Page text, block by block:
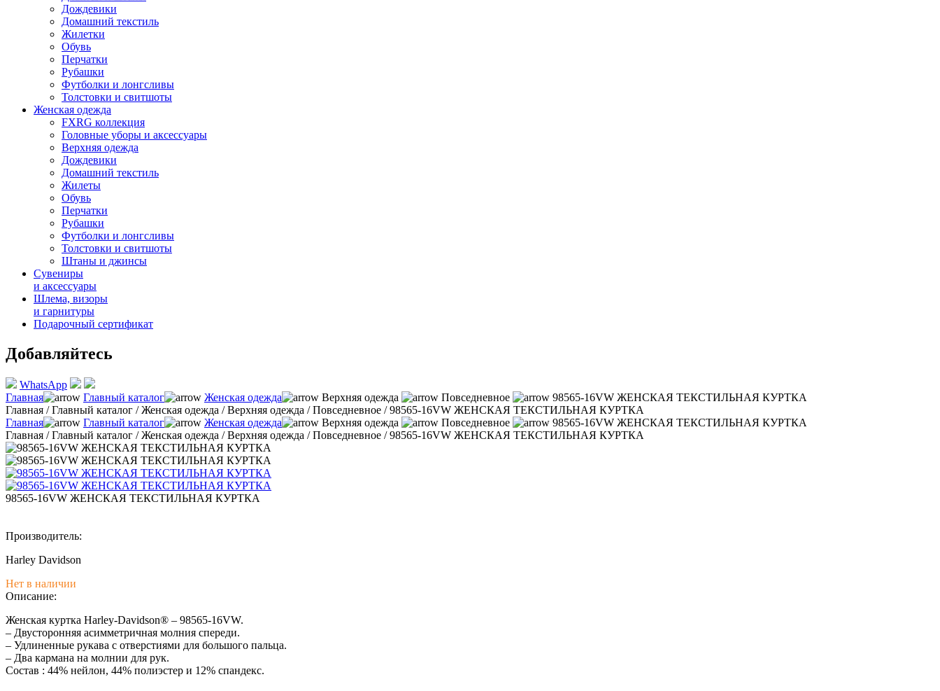
Дождевики
Домашний текстиль
Жилетки
Обувь
Перчатки
Рубашки
Футболки и лонгсливы
Толстовки и свитшоты
Женская одежда
FXRG коллекция
Головные уборы и аксессуары
Верхняя одежда
Дождевики
Домашний текстиль
Жилеты
Обувь
Перчатки
Рубашки
Футболки и лонгсливы
Толстовки и свитшоты
Штаны и джинсы
Сувениры
и аксессуары
Шлема, визоры
и гарнитуры
Подарочный сертификат
Добавляйтесь
WhatsApp
Главная
Главный каталог Женская одежда Верхняя одежда Повседневное
98565-16VW ЖЕНСКАЯ ТЕКСТИЛЬНАЯ КУРТКА
Главная /Главный каталог /Женская одежда /Верхняя одежда /Повседневное /98565-16VW ЖЕНСКАЯ ТЕКСТИЛЬНАЯ КУРТКА
Главная
Главный каталог Женская одежда Верхняя одежда Повседневное
98565-16VW ЖЕНСКАЯ ТЕКСТИЛЬНАЯ КУРТКА
Главная /Главный каталог /Женская одежда /Верхняя одежда /Повседневное /98565-16VW ЖЕНСКАЯ ТЕКСТИЛЬНАЯ КУРТКА
98565-16VW ЖЕНСКАЯ ТЕКСТИЛЬНАЯ КУРТКА
Производитель:
Harley Davidson
Нет в наличии
Описание:
Женская куртка Harley-Davidson® – 98565-16VW.
– Двусторонняя асимметричная молния спереди.
– Удлиненные рукава с отверстиями для большого пальца.
– Два кармана на молнии для рук.
Состав : 44% нейлон, 44% полиэстер и 12% спандекс.